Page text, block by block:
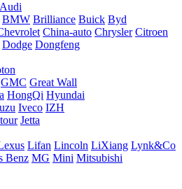
Audi
BMW Brilliance Buick Byd
China-auto Chrysler Citroen
Dodge Dongfeng
GMC Great Wall
HongQi Hyundai
Iveco IZH
Jetta
Lifan Lincoln LiXiang Lynk&Co
Benz MG Mini Mitsubishi